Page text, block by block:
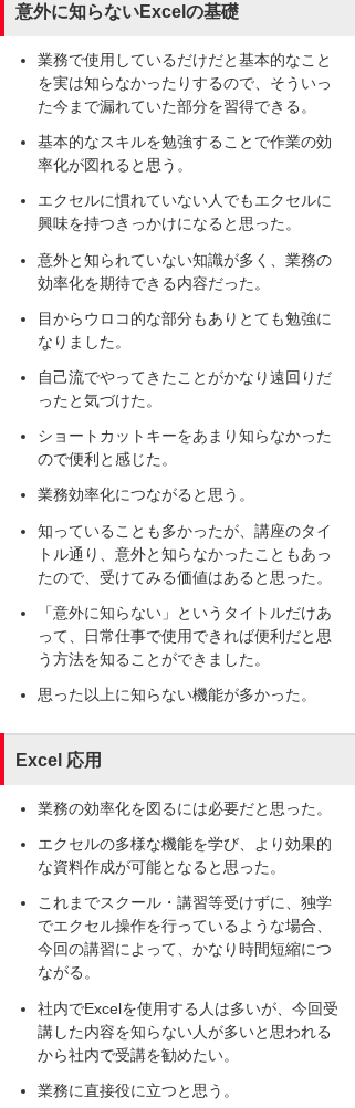
意外に知らないExcelの基礎
業務で使用しているだけだと基本的なこと
を実は知らなかったりするので、そういっ
た今まで漏れていた部分を習得できる。
基本的なスキルを勉強することで作業の効
率化が図れると思う。
エクセルに慣れていない人でもエクセルに
興味を持つきっかけになると思った。
意外と知られていない知識が多く、業務の
効率化を期待できる内容だった。
目からウロコ的な部分もありとても勉強に
なりました。
自己流でやってきたことがかなり遠回りだ
ったと気づけた。
ショートカットキーをあまり知らなかった
ので便利と感じた。
業務効率化につながると思う。
知っていることも多かったが、講座のタイ
トル通り、意外と知らなかったこともあっ
たので、受けてみる価値はあると思った。
「意外に知らない」というタイトルだけあ
って、日常仕事で使用できれば便利だと思
う方法を知ることができました。
思った以上に知らない機能が多かった。
Excel 応用
業務の効率化を図るには必要だと思った。
エクセルの多様な機能を学び、より効果的
な資料作成が可能となると思った。
これまでスクール・講習等受けずに、独学
でエクセル操作を行っているような場合、
今回の講習によって、かなり時間短縮につ
ながる。
社内でExcelを使用する人は多いが、今回受
講した内容を知らない人が多いと思われる
から社内で受講を勧めたい。
業務に直接役に立つと思う。